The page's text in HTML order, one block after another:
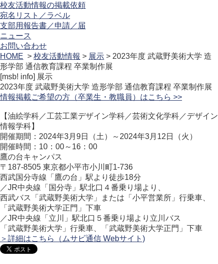
校友活動情報の掲載依頼
宛名リスト／ラベル
支部用報告書／申請／届
ニュース
お問い合わせ
HOME > 校友活動情報 > 展示 > 2023年度 武蔵野美術大学 造
形学部 通信教育課程 卒業制作展
[msb! info] 展示
2023年度 武蔵野美術大学 造形学部 通信教育課程 卒業制作展
情報掲載ご希望の方（卒業生・教職員）はこちら >>
【油絵学科／工芸工業デザイン学科／芸術文化学科／デザイン
情報学科】
開催期間：2024年3月9日（土）～2024年3月12日（火）
開催時間：10：00～16：00
鷹の台キャンパス
〒187-8505 東京都小平市小川町1-736
西武国分寺線「鷹の台」駅より徒歩18分
／JR中央線「国分寺」駅北口４番乗り場より、
西武バス「武蔵野美術大学」または「小平営業所」行乗車、
「武蔵野美術大学正門」下車
／JR中央線「立川」駅北口５番乗り場より立川バス
「武蔵野美術大学」行乗車、「武蔵野美術大学正門」下車
＞詳細はこちら（ムサビ通信 Webサイト)